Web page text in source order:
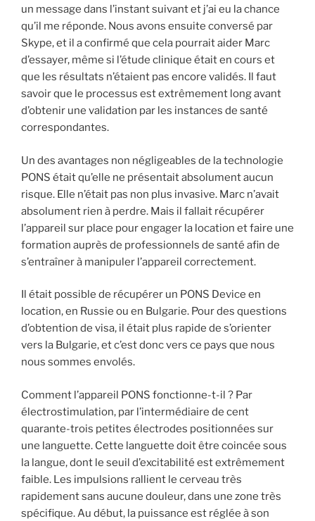
un message dans l’instant suivant et j’ai eu la chance
qu’il me réponde. Nous avons ensuite conversé par
Skype, et il a confirmé que cela pourrait aider Marc
d’essayer, même si l’étude clinique était en cours et
que les résultats n’étaient pas encore validés. Il faut
savoir que le processus est extrêmement long avant
d’obtenir une validation par les instances de santé
correspondantes.
Un des avantages non négligeables de la technologie
PONS était qu’elle ne présentait absolument aucun
risque. Elle n’était pas non plus invasive. Marc n’avait
absolument rien à perdre. Mais il fallait récupérer
l’appareil sur place pour engager la location et faire une
formation auprès de professionnels de santé afin de
s’entraîner à manipuler l’appareil correctement.
Il était possible de récupérer un PONS Device en
location, en Russie ou en Bulgarie. Pour des questions
d’obtention de visa, il était plus rapide de s’orienter
vers la Bulgarie, et c’est donc vers ce pays que nous
nous sommes envolés.
Comment l’appareil PONS fonctionne-t-il ? Par
électrostimulation, par l’intermédiaire de cent
quarante-trois petites électrodes positionnées sur
une languette. Cette languette doit être coincée sous
la langue, dont le seuil d’excitabilité est extrêmement
faible. Les impulsions rallient le cerveau très
rapidement sans aucune douleur, dans une zone très
spécifique. Au début, la puissance est réglée à son